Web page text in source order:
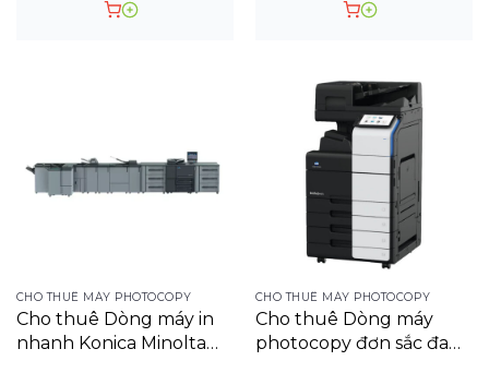
CHO THUÊ MÁY PHOTOCOPY
Cho thuê Dòng máy in
nhanh Konica Minolta
CHO THUÊ MÁY PHOTOCOPY
Cho thuê Dòng máy
photocopy đơn sắc đa